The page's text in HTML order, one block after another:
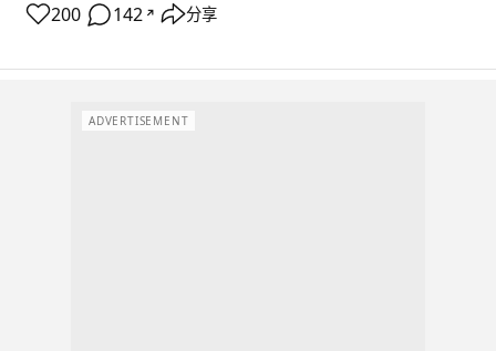
200 142 ↗ 分享
ADVERTISEMENT